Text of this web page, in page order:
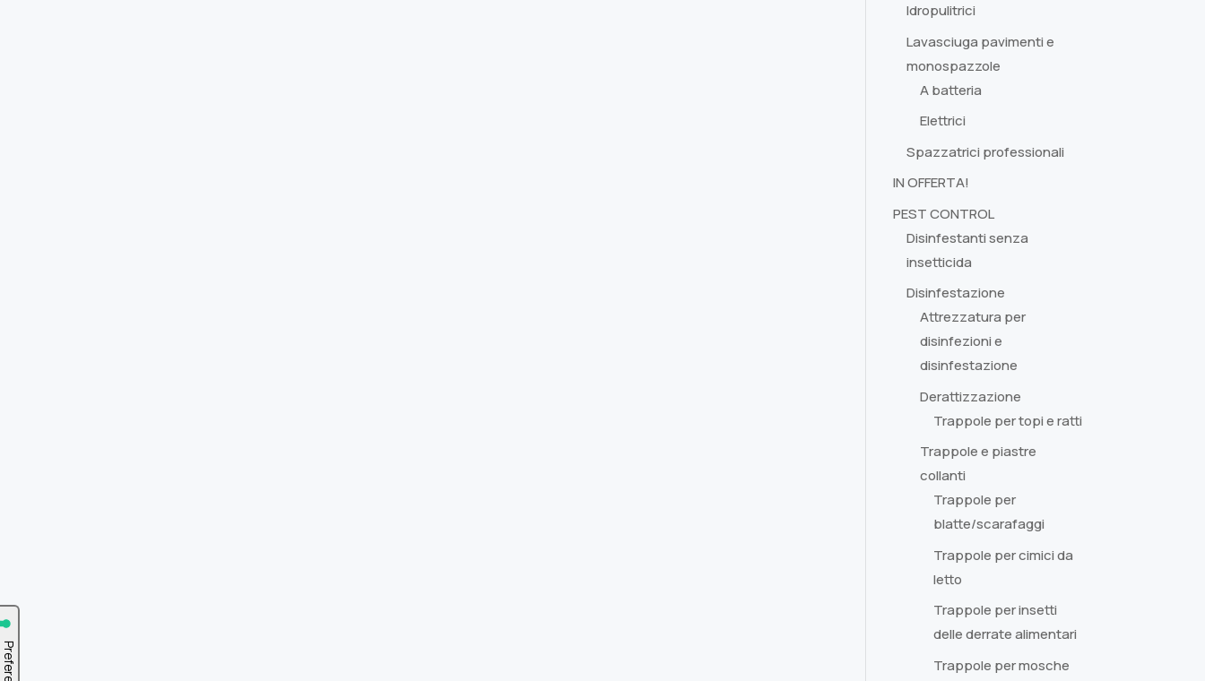
Idropulitrici
Lavasciuga pavimenti e
monospazzole
A batteria
Elettrici
Spazzatrici professionali
IN OFFERTA!
PEST CONTROL
Disinfestanti senza
insetticida
Disinfestazione
Attrezzatura per
disinfezioni e
disinfestazione
Derattizzazione
Trappole per topi e ratti
Trappole e piastre
collanti
Trappole per
blatte/scarafaggi
Trappole per cimici da
letto
Trappole per insetti
delle derrate alimentari
Trappole per mosche